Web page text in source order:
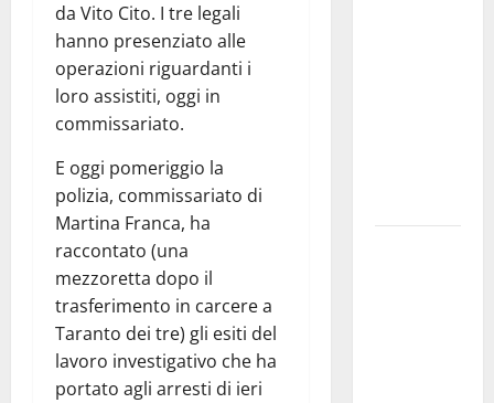
da Vito Cito. I tre legali
hanno presenziato alle
operazioni riguardanti i
loro assistiti, oggi in
commissariato.
E oggi pomeriggio la
polizia, commissariato di
Martina Franca, ha
raccontato (una
mezzoretta dopo il
trasferimento in carcere a
Taranto dei tre) gli esiti del
lavoro investigativo che ha
portato agli arresti di ieri